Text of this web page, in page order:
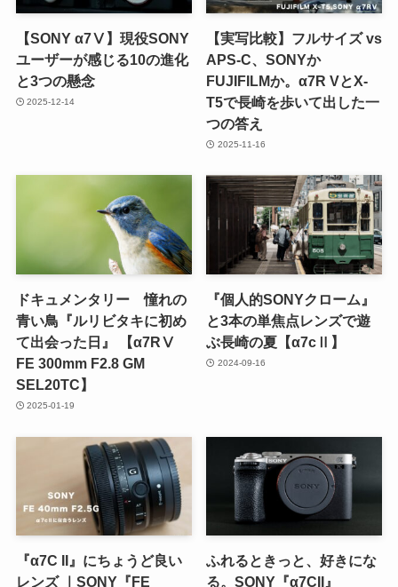
【SONY α7Ⅴ】現役SONY
ユーザーが感じる10の進化
と3つの懸念
2025-12-14
【実写比較】フルサイズ vs
APS-C、SONYか
FUJIFILMか。α7R VとX-
T5で長崎を歩いて出した一
つの答え
2025-11-16
ドキュメンタリー 憧れの
青い鳥『ルリビタキに初め
て出会った日』 【α7RⅤ
FE 300mm F2.8 GM
SEL20TC】
2025-01-19
『個人的SONYクローム』
と3本の単焦点レンズで遊
ぶ長崎の夏【α7cⅡ】
2024-09-16
『α7C II』にちょうど良い
レンズ ｜SONY『FE
ふれるときっと、好きにな
る。SONY『α7CII』